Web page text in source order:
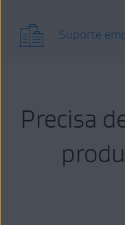
Suporte
Precisa